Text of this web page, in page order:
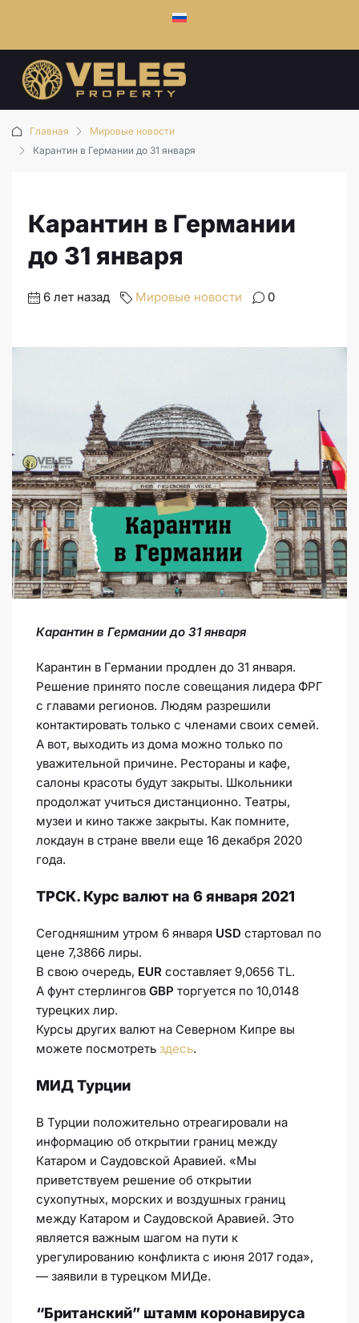
Главная
Мировые новости
Карантин в Германии до 31 января
Карантин в Германии
до 31 января
6 лет назад Мировые новости 0
Карантин в Германии до 31 января
Карантин в Германии продлен до 31 января.
Решение принято после совещания лидера ФРГ
с главами регионов. Людям разрешили
контактировать только с членами своих семей.
А вот, выходить из дома можно только по
уважительной причине. Рестораны и кафе,
салоны красоты будут закрыты. Школьники
продолжат учиться дистанционно. Театры,
музеи и кино также закрыты. Как помните,
локдаун в стране ввели еще 16 декабря 2020
года.
ТРСК. Курс валют на 6 января 2021
Сегодняшним утром 6 января USD стартовал по
цене 7,3866 лиры.
В свою очередь, EUR составляет 9,0656 TL.
А фунт стерлингов GBP торгуется по 10,0148
турецких лир.
Курсы других валют на Северном Кипре вы
можете посмотреть здесь.
МИД Турции
В Турции положительно отреагировали на
информацию об открытии границ между
Катаром и Саудовской Аравией. «Мы
приветствуем решение об открытии
сухопутных, морских и воздушных границ
между Катаром и Саудовской Аравией. Это
является важным шагом на пути к
урегулированию конфликта с июня 2017 года»,
— заявили в турецком МИДе.
“Британский” штамм коронавируса